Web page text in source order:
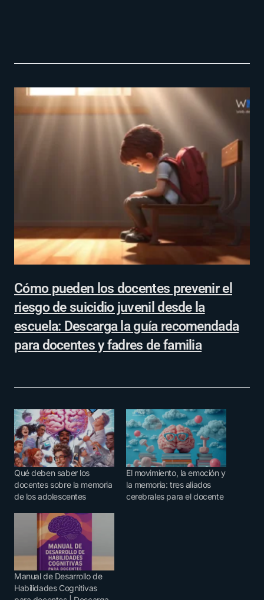
Cómo pueden los docentes prevenir el
riesgo de suicidio juvenil desde la
escuela: Descarga la guía recomendada
para docentes y fadres de familia
Qué deben saber los
docentes sobre la memoria
de los adolescentes
El movimiento, la emoción y
la memoria: tres aliados
cerebrales para el docente
Manual de Desarrollo de
Habilidades Cognitivas